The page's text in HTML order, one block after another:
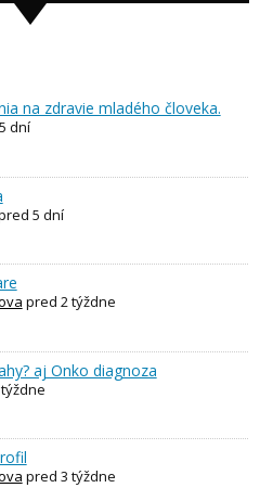
na zdravie mladého človeka.
dní
5 dní
pred 2 týždne
aj Onko diagnoza
pred 3 týždne